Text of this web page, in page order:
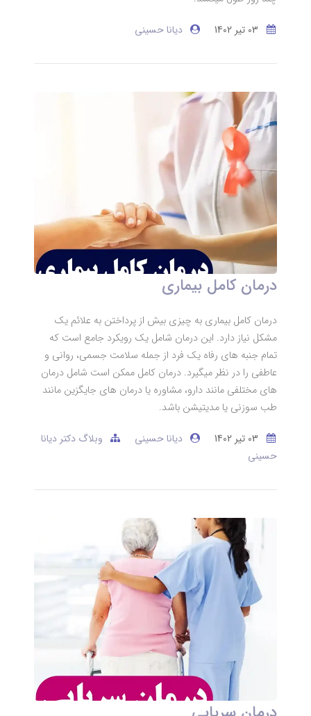
دیانا حسینی
درمان کامل بیماری
درمان کامل بیماری به چیزی بیش از پرداختن به علائم یک
مشکل نیاز دارد. این درمان شامل یک رویکرد جامع است که
تمام جنبه های رفاه یک فرد از جمله سلامت جسمی، روانی و
عاطفی را در نظر میگیرد. درمان کامل ممکن است شامل درمان
های مختلفی مانند دارو، مشاوره یا درمان های جایگزین مانند
طب سوزنی یا مدیتیشن باشد.
دیانا حسینی
وبلاگ دکتر دیانا
حسینی